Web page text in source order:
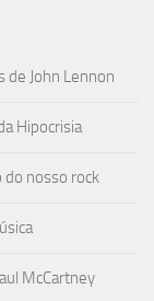
de John Lennon
Hipocrisia
do nosso rock
McCartney